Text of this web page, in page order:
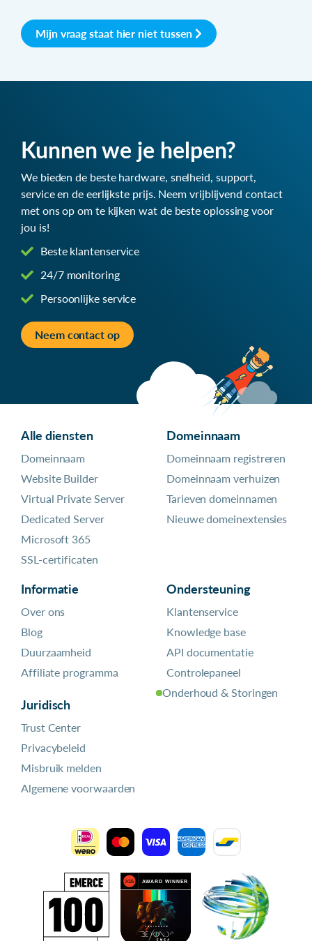
Mijn vraag staat hier niet tussen
Kunnen we je helpen?
We bieden de beste hardware, snelheid, support,
service en de eerlijkste prijs. Neem vrijblijvend contact
met ons op om te kijken wat de beste oplossing voor
jou is!
Beste klantenservice
24/7 monitoring
Persoonlijke service
Neem contact op
Alle diensten
Domeinnaam
Website Builder
Virtual Private Server
Dedicated Server
Microsoft 365
SSL-certificaten
Domeinnaam
Domeinnaam registreren
Domeinnaam verhuizen
Tarieven domeinnamen
Nieuwe domeinextensies
Informatie
Over ons
Blog
Duurzaamheid
Affiliate programma
Juridisch
Trust Center
Privacybeleid
Misbruik melden
Algemene voorwaarden
Ondersteuning
Klantenservice
Knowledge base
API documentatie
Controlepaneel
Onderhoud & Storingen